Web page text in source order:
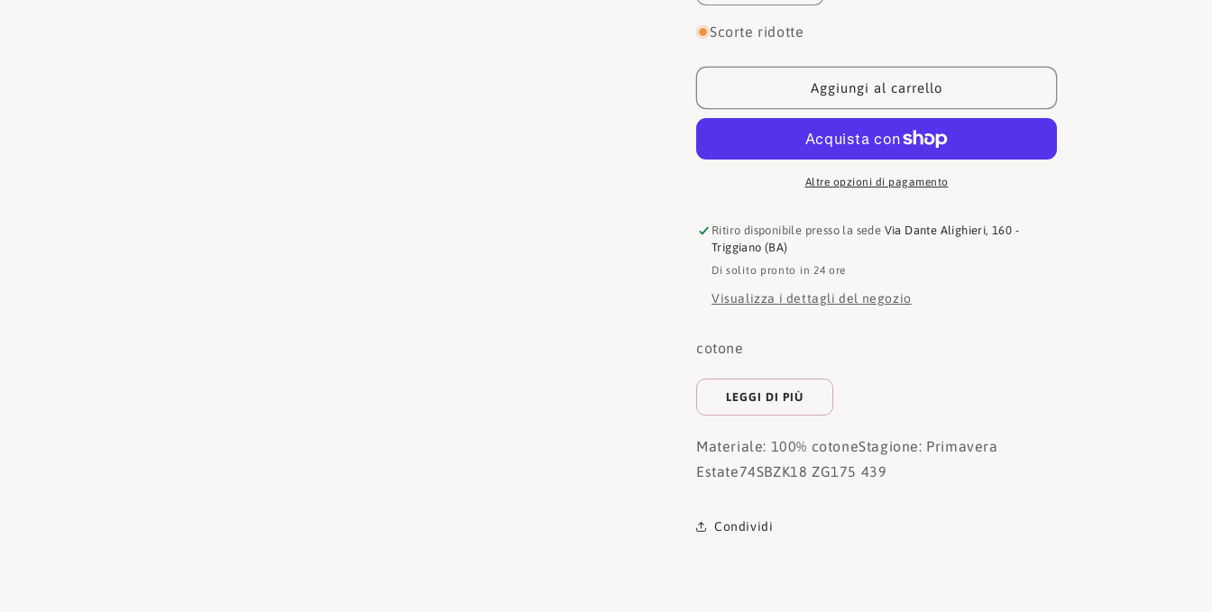
quantità
per
ferragni
74SBZK18
quantità
per
ferragni
Cappelli
74SBZK18
439
Scorte ridotte
Aggiungi al carrello
Altre opzioni di pagamento
Ritiro disponibile presso la sede Via Dante Alighieri, 160 -
Triggiano (BA)
Di solito pronto in 24 ore
Visualizza i dettagli del negozio
cotone
LEGGI DI PIÙ
Materiale: 100% cotoneStagione: Primavera
Estate74SBZK18 ZG175 439
Condividi